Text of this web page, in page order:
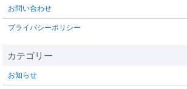
お問い合わせ
プライバシーポリシー
お知らせ